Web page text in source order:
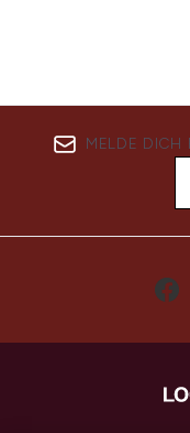
MELDE DICH